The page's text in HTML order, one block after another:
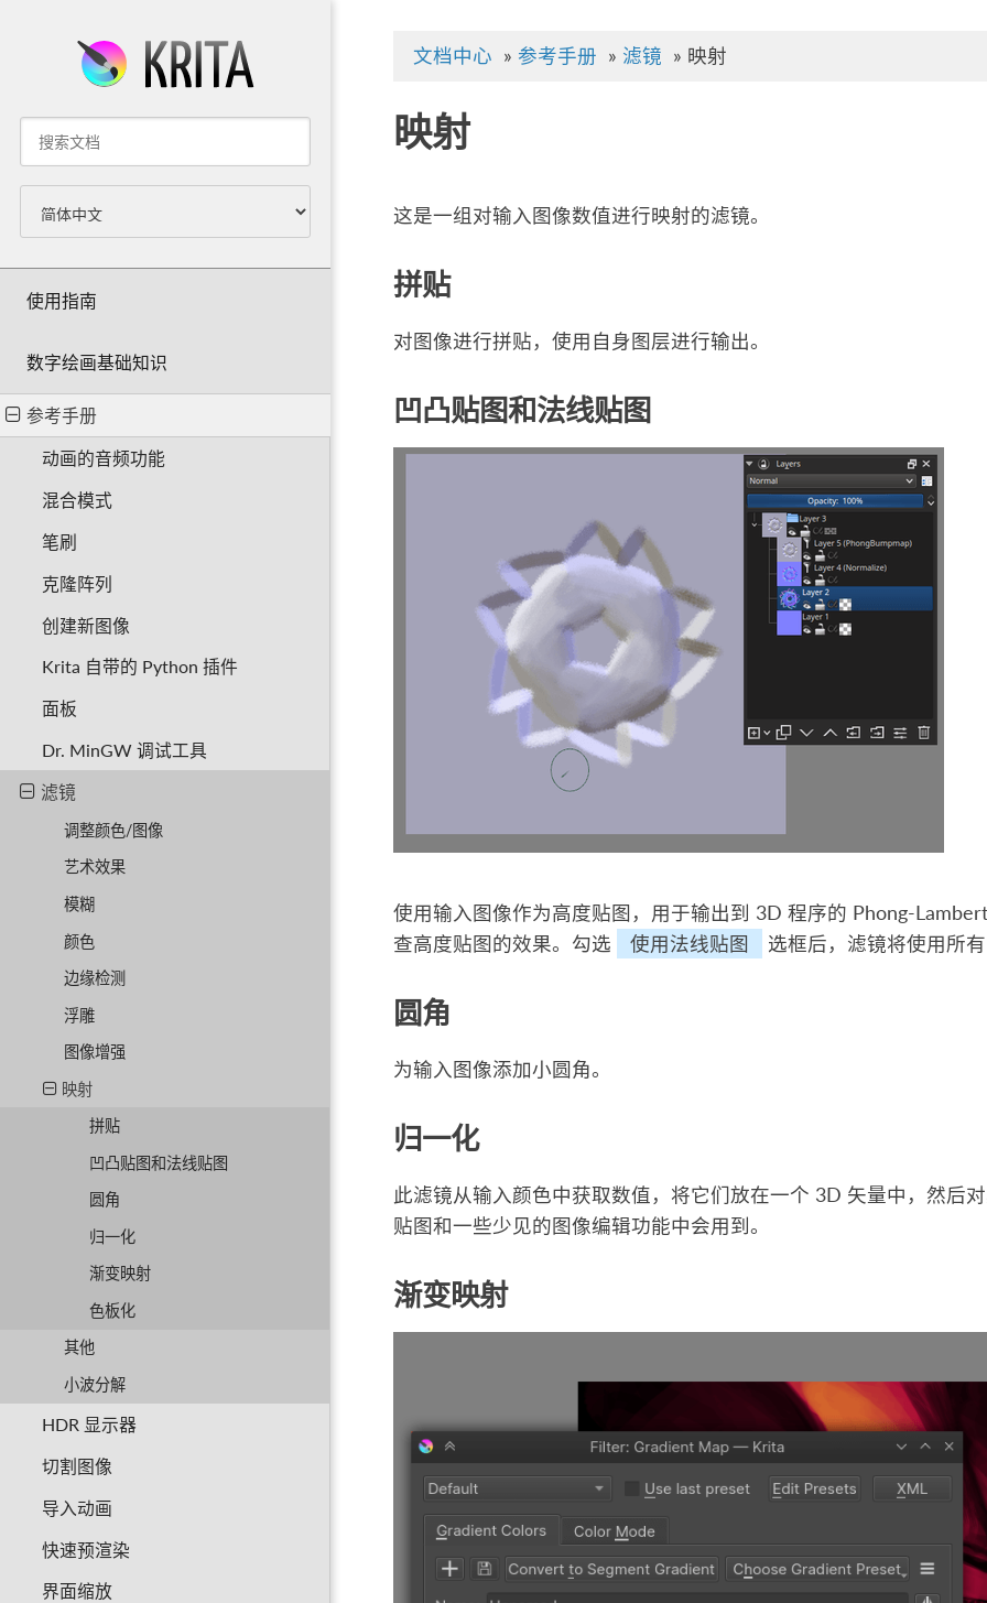
使用指南
数字绘画基础知识
参考手册
动画的音频功能
混合模式
笔刷
克隆阵列
创建新图像
Krita 自带的 Python 插件
面板
Dr. MinGW 调试工具
滤镜
调整颜色/图像
艺术效果
模糊
颜色
边缘检测
浮雕
图像增强
映射
拼贴
凹凸贴图和法线贴图
圆角
归一化
渐变映射
色板化
其他
小波分解
HDR 显示器
切割图像
导入动画
快速预渲染
界面缩放
文档中心 » 参考手册 » 滤镜 » 映射
映射
这是一组对输入图像数值进行映射的滤镜。
拼贴
对图像进行拼贴，使用自身图层进行输出。
凹凸贴图和法线贴图
使用输入图像作为高度贴图，用于输出到 3D 程序的 Phong-
查高度贴图的效果。勾选
使用法线贴图 选框后，滤镜将使用所
圆角
为输入图像添加小圆角。
归一化
此滤镜从输入颜色中获取数值，将它们放在一个 3D 矢量中，然后
贴图和一些少见的图像编辑功能中会用到。
渐变映射